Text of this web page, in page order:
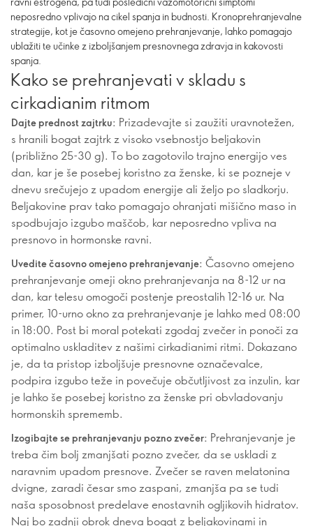
neposredno vplivajo na cikel spanja in budnosti. Kronoprehranjevalne
strategije, kot je časovno omejeno prehranjevanje, lahko pomagajo
ublažiti te učinke z izboljšanjem presnovnega zdravja in kakovosti
spanja.
Kako se prehranjevati v skladu s
cirkadianim ritmom
Dajte prednost zajtrku: Prizadevajte si zaužiti uravnotežen,
s hranili bogat zajtrk z visoko vsebnostjo beljakovin
(približno 25-30 g). To bo zagotovilo trajno energijo ves
dan, kar je še posebej koristno za ženske, ki se pozneje v
dnevu srečujejo z upadom energije ali željo po sladkorju.
Beljakovine prav tako pomagajo ohranjati mišično maso in
spodbujajo izgubo maščob, kar neposredno vpliva na
presnovo in hormonske ravni.
Uvedite časovno omejeno prehranjevanje: Časovno omejeno
prehranjevanje omeji okno prehranjevanja na 8-12 ur na
dan, kar telesu omogoči postenje preostalih 12-16 ur. Na
primer, 10-urno okno za prehranjevanje je lahko med 08:00
in 18:00. Post bi moral potekati zgodaj zvečer in ponoči za
optimalno uskladitev z našimi cirkadianimi ritmi. Dokazano
je, da ta pristop izboljšuje presnovne označevalce,
podpira izgubo teže in povečuje občutljivost za inzulin, kar
je lahko še posebej koristno za ženske pri obvladovanju
hormonskih sprememb.
Izogibajte se prehranjevanju pozno zvečer: Prehranjevanje je
treba čim bolj zmanjšati pozno zvečer, da se uskladi z
naravnim upadom presnove. Zvečer se raven melatonina
dvigne, zaradi česar smo zaspani, zmanjša pa se tudi
naša sposobnost predelave enostavnih ogljikovih hidratov.
Naj bo zadnji obrok dneva bogat z beljakovinami in